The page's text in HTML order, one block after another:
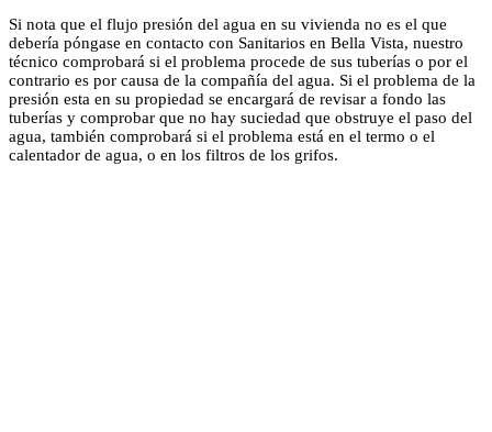
Si nota que el flujo presión del agua en su vivienda no es el que
debería póngase en contacto con Sanitarios en Bella Vista, nuestro
técnico comprobará si el problema procede de sus tuberías o por el
contrario es por causa de la compañía del agua. Si el problema de la
presión esta en su propiedad se encargará de revisar a fondo las
tuberías y comprobar que no hay suciedad que obstruye el paso del
agua, también comprobará si el problema está en el termo o el
calentador de agua, o en los filtros de los grifos.